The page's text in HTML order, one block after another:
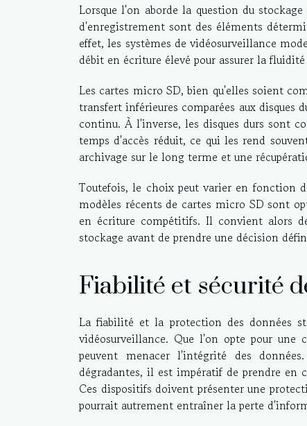
Lorsque l'on aborde la question du
d'enregistrement sont des éléments
effet, les systèmes de vidéosurveillance
débit en écriture élevé pour assurer la
Les cartes micro SD, bien qu'elles soient
transfert inférieures comparées aux disques
continu. À l'inverse, les disques durs sont
temps d'accès réduit, ce qui les rend
archivage sur le long terme et une
Toutefois, le choix peut varier en fonction
modèles récents de cartes micro SD sont
en écriture compétitifs. Il convient alors
stockage avant de prendre une décision
Fiabilité et sécurité
La fiabilité et la protection des données
vidéosurveillance. Que l'on opte pour une
peuvent menacer l'intégrité des
dégradantes, il est impératif de prendre en
Ces dispositifs doivent présenter une
pourrait autrement entraîner la perte